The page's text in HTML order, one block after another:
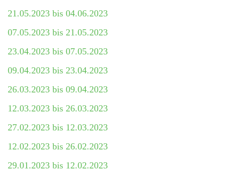
21.05.2023 bis 04.06.2023
07.05.2023 bis 21.05.2023
23.04.2023 bis 07.05.2023
09.04.2023 bis 23.04.2023
26.03.2023 bis 09.04.2023
12.03.2023 bis 26.03.2023
27.02.2023 bis 12.03.2023
12.02.2023 bis 26.02.2023
29.01.2023 bis 12.02.2023